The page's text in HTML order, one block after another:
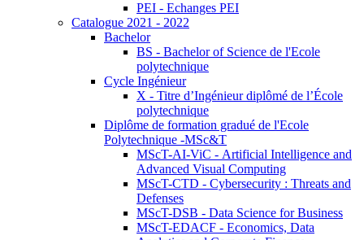
PEI - Echanges PEI
Catalogue 2021 - 2022
Bachelor
BS - Bachelor of Science de l'Ecole
polytechnique
Cycle Ingénieur
X - Titre d’Ingénieur diplômé de l’École
polytechnique
Diplôme de formation gradué de l'Ecole
Polytechnique -MSc&T
MScT-AI-ViC - Artificial Intelligence and
Advanced Visual Computing
MScT-CTD - Cybersecurity : Threats and
Defenses
MScT-DSB - Data Science for Business
MScT-EDACF - Economics, Data